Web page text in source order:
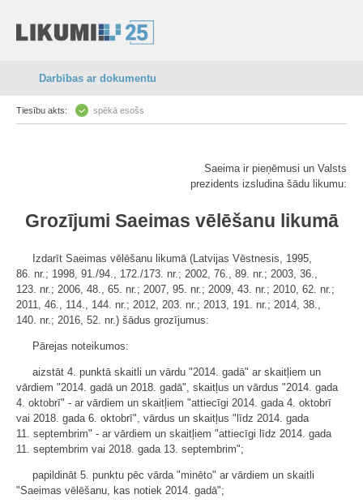
Darbības ar dokumentu
Tiesību akts: spēkā esošs
Saeima ir pieņēmusi un Valsts
prezidents izsludina šādu likumu:
Grozījumi Saeimas vēlēšanu likumā
Izdarīt Saeimas vēlēšanu likumā (Latvijas Vēstnesis, 1995,
86. nr.; 1998, 91./94., 172./173. nr.; 2002, 76., 89. nr.; 2003, 36.,
123. nr.; 2006, 48., 65. nr.; 2007, 95. nr.; 2009, 43. nr.; 2010, 62. nr.;
2011, 46., 114., 144. nr.; 2012, 203. nr.; 2013, 191. nr.; 2014, 38.,
140. nr.; 2016, 52. nr.) šādus grozījumus:
Pārejas noteikumos:
aizstāt 4. punktā skaitli un vārdu "2014. gadā" ar skaitļiem un
vārdiem "2014. gadā un 2018. gadā", skaitļus un vārdus "2014. gada
4. oktobrī" - ar vārdiem un skaitļiem "attiecīgi 2014. gada 4. oktobrī
vai 2018. gada 6. oktobrī", vārdus un skaitļus "līdz 2014. gada
11. septembrim" - ar vārdiem un skaitļiem "attiecīgi līdz 2014. gada
11. septembrim vai 2018. gada 13. septembrim";
papildināt 5. punktu pēc vārda "minēto" ar vārdiem un skaitli
"Saeimas vēlēšanu, kas notiek 2014. gadā";